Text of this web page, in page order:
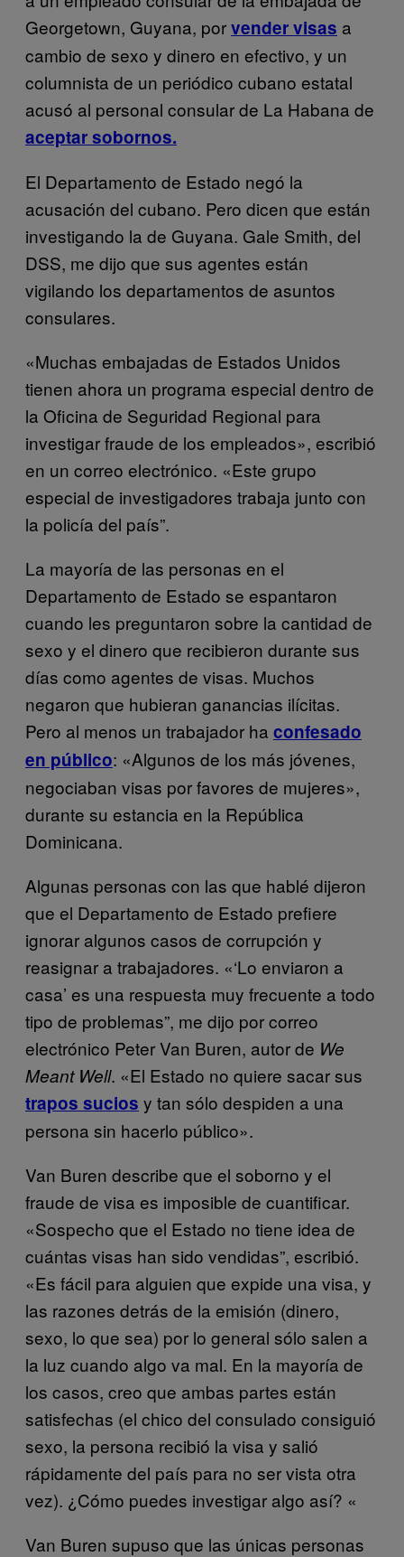
Georgetown, Guyana, porvender visas a
cambio de sexo y dinero en efectivo, y un
columnista de un periódico cubano estatal
acusó al personal consular de La Habana de
aceptar sobornos.
El Departamento de Estado negó la
acusación del cubano. Pero dicen que están
investigando la de Guyana. Gale Smith, del
DSS, me dijo que sus agentes están
vigilando los departamentos de asuntos
consulares.
«Muchas embajadas de Estados Unidos
tienen ahora un programa especial dentro de
la Oficina de Seguridad Regional para
investigar fraude de los empleados», escribió
en un correo electrónico. «Este grupo
especial de investigadores trabaja junto con
la policía del país”.
La mayoría de las personas en el
Departamento de Estado se espantaron
cuando les preguntaron sobre la cantidad de
sexo y el dinero que recibieron durante sus
días como agentes de visas. Muchos
negaron que hubieran ganancias ilícitas.
Pero al menos un trabajador ha confesado
en público: «Algunos de los más jóvenes,
negociaban visas por favores de mujeres»,
durante su estancia en la República
Dominicana.
Algunas personas con las que hablé dijeron
que el Departamento de Estado prefiere
ignorar algunos casos de corrupción y
reasignar a trabajadores. «‘Lo enviaron a
casa’ es una respuesta muy frecuente a todo
tipo de problemas”, me dijo por correo
electrónico Peter Van Buren, autor de We
Meant Well. «El Estado no quiere sacar sus
trapos sucios y tan sólo despiden a una
persona sin hacerlo público».
Van Buren describe que el soborno y el
fraude de visa es imposible de cuantificar.
«Sospecho que el Estado no tiene idea de
cuántas visas han sido vendidas”, escribió.
«Es fácil para alguien que expide una visa, y
las razones detrás de la emisión (dinero,
sexo, lo que sea) por lo general sólo salen a
la luz cuando algo va mal. En la mayoría de
los casos, creo que ambas partes están
satisfechas (el chico del consulado consiguió
sexo, la persona recibió la visa y salió
rápidamente del país para no ser vista otra
vez). ¿Cómo puedes investigar algo así? «
Van Buren supuso que las únicas personas